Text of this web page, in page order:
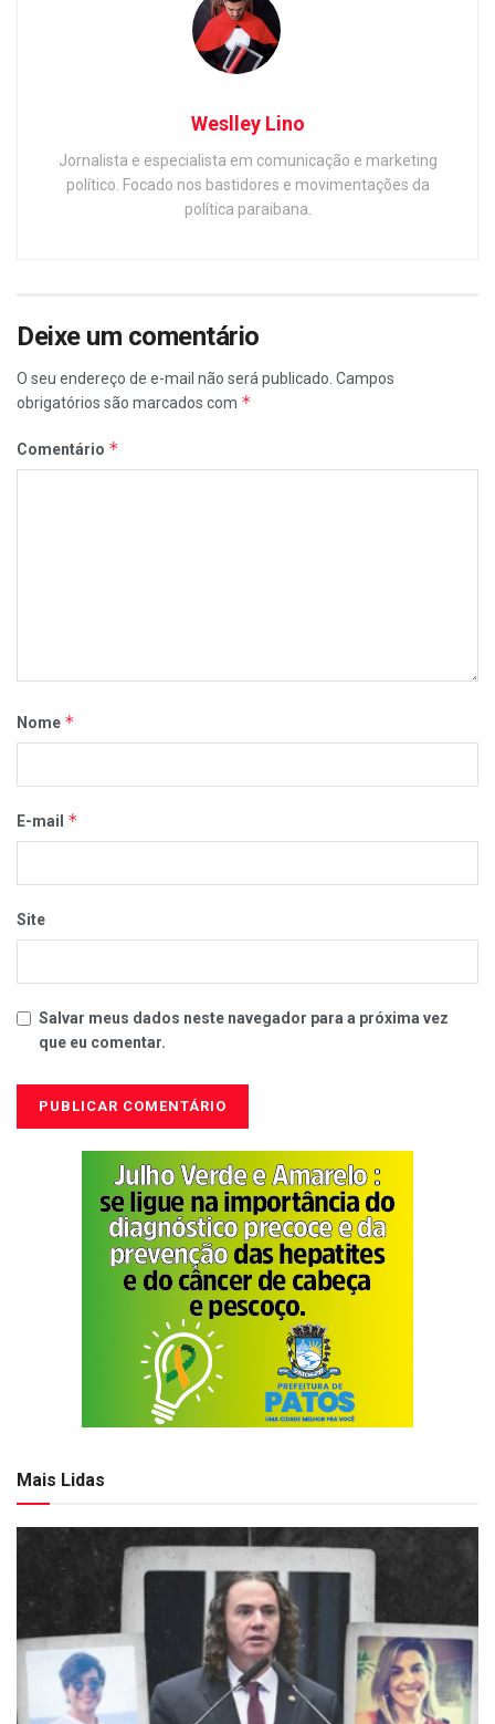
Weslley Lino
Jornalista e especialista em comunicação e marketing
político. Focado nos bastidores e movimentações da
política paraibana.
Deixe um comentário
O seu endereço de e-mail não será publicado. Campos
obrigatórios são marcados com *
Comentário *
Nome *
E-mail *
Site
Salvar meus dados neste navegador para a próxima vez
que eu comentar.
Mais Lidas